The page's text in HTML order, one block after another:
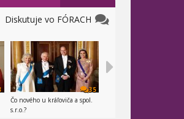
Diskutuje vo FÓRACH
35
Čo nového u kráľoviča a spol.
s.r.o.?